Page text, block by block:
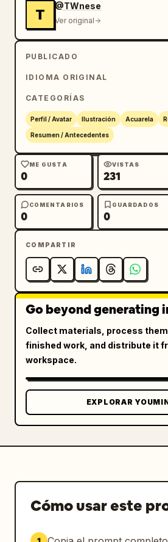
T
@TWnese
Ver original
PUBLICADO
IDIOMA ORIGINAL
CATEGORÍAS
Perfil / Avatar Ilustración Acuarela
Resumen / Antecedentes
ME GUSTA
0
VISTAS
231
COMENTARIOS
0
GUARDADOS
0
COMPARTIR
Go beyond generating
Collect materials, process
finished work, and distribute it
workspace.
EXPLORAR
Cómo usar este